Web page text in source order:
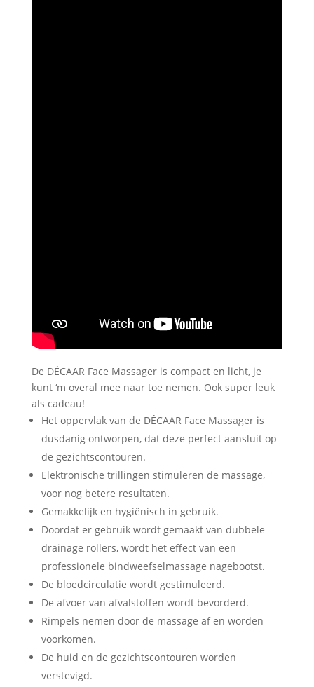
De DÉCAAR Face Massager is compact en licht, je
kunt ‘m overal mee naar toe nemen. Ook super leuk
als cadeau!
Het oppervlak van de DÉCAAR Face Massager is
dusdanig ontworpen, dat deze perfect aansluit op
de gezichtscontouren.
Elektronische trillingen stimuleren de massage,
voor nog betere resultaten.
Gemakkelijk en hygiënisch in gebruik.
Doordat er gebruik wordt gemaakt van dubbele
drainage rollers, wordt het effect van een
professionele bindweefselmassage nagebootst.
De bloedcirculatie wordt gestimuleerd.
De afvoer van afvalstoffen wordt bevorderd.
Rimpels nemen door de massage af en worden
voorkomen.
De huid en de gezichtscontouren worden
verstevigd.